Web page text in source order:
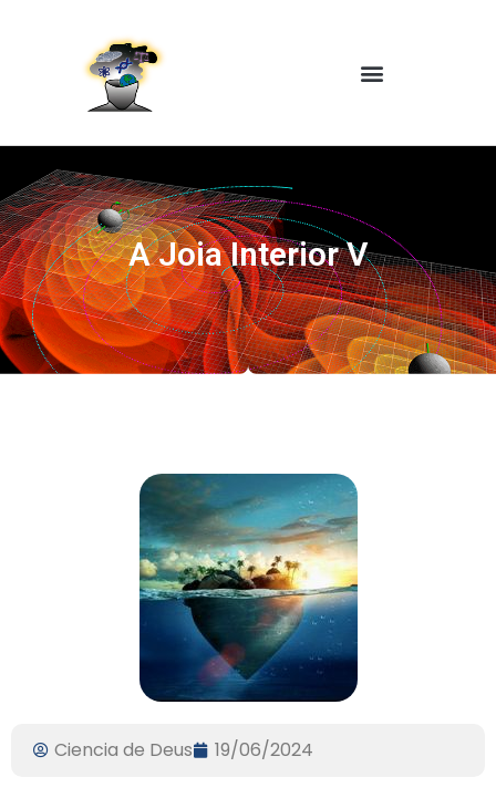
A Joia Interior V
Ciencia de Deus 19/06/2024